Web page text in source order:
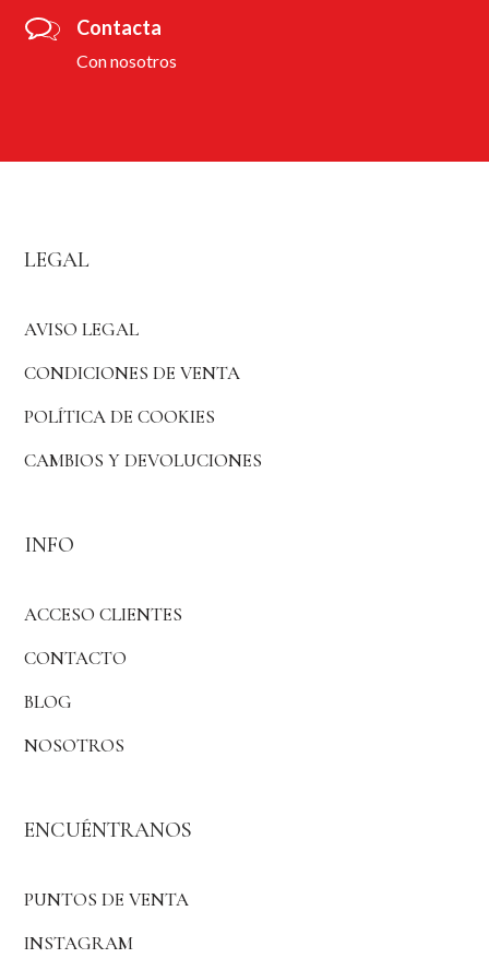
Contacta
Con nosotros
LEGAL
AVISO LEGAL
CONDICIONES DE VENTA
POLÍTICA DE COOKIES
CAMBIOS Y DEVOLUCIONES
INFO
ACCESO CLIENTES
CONTACTO
BLOG
NOSOTROS
ENCUÉNTRANOS
PUNTOS DE VENTA
INSTAGRAM